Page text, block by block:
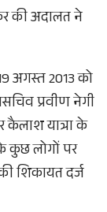
की अदालत ने
अगस्त 2013 को
प्रवीण नेगी
कैलाश यात्रा के
कुछ लोगों पर
शिकायत दर्ज